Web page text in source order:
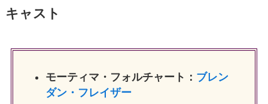
キャスト
モーティマ・フォルチャート： ブレン
ダン・フレイザー